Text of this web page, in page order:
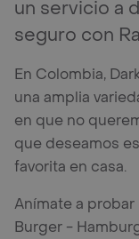
un servicio a
seguro con
En Colombia,
una amplia
en que no
que deseamos
favorita en casa.
Anímate a
Burger -